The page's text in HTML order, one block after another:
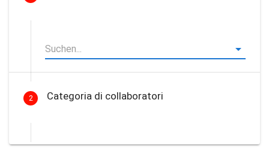
2 Categoria di collaboratori